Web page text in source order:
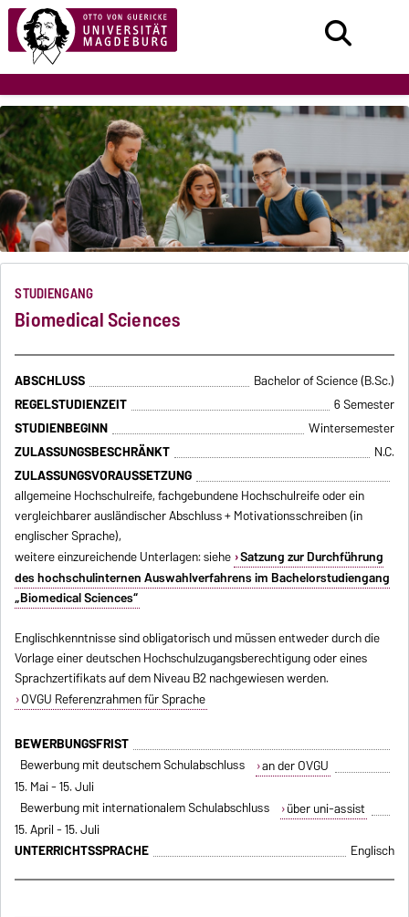
STUDIENGANG
Biomedical Sciences
ABSCHLUSS
Bachelor of Science (B.Sc.)
REGELSTUDIENZEIT
6 Semester
STUDIENBEGINN
Wintersemester
ZULASSUNGSBESCHRÄNKT
N.C.
ZULASSUNGSVORAUSSETZUNG
allgemeine Hochschulreife, fachgebundene Hochschulreife oder ein
vergleichbarer ausländischer Abschluss + Motivationsschreiben (in
englischer Sprache),
weitere einzureichende Unterlagen: siehe Satzung zur Durchführung
des hochschulinternen Auswahlverfahrens im Bachelorstudiengang
„Biomedical Sciences“
Englischkenntnisse sind obligatorisch und müssen entweder durch die
Vorlage einer deutschen Hochschulzugangsberechtigung oder eines
Sprachzertifikats auf dem Niveau B2 nachgewiesen werden.
OVGU Referenzrahmen für Sprache
BEWERBUNGSFRIST
Bewerbung mit deutschem Schulabschluss
an der OVGU
15. Mai - 15. Juli
Bewerbung mit internationalem Schulabschluss
über uni-assist
15. April - 15. Juli
UNTERRICHTSSPRACHE
Englisch